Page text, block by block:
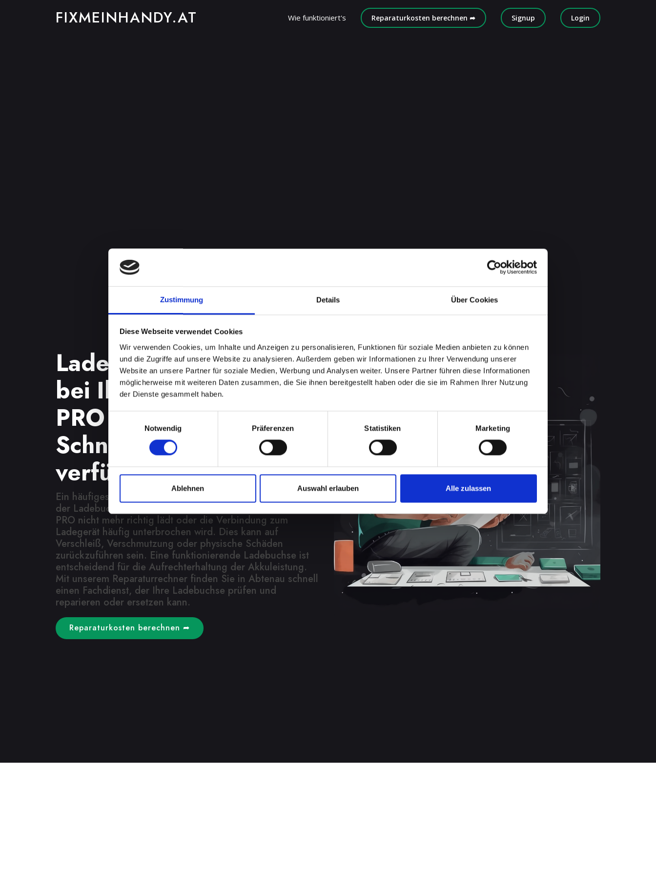
Zustimmung Details Über Cookies
Diese Webseite verwendet Cookies
Wir verwenden Cookies, um Inhalte und Anzeigen zu personalisieren, Funktionen für soziale Medien anbieten zu können
und die Zugriffe auf unsere Website zu analysieren. Außerdem geben wir Informationen zu Ihrer Verwendung unserer
Website an unsere Partner für soziale Medien, Werbung und Analysen weiter. Unsere Partner führen diese Informationen
möglicherweise mit weiteren Daten zusammen, die Sie ihnen bereitgestellt haben oder die sie im Rahmen Ihrer Nutzung
der Dienste gesammelt haben.
Notwendig
Präferenzen Statistiken Marketing
Ablehnen Auswahl erlauben Alle zulassen
FIXMEINHANDY.AT Wie funktioniert's Reparaturkosten berechnen ➦ Signup Login
Ladebuchsenprobleme
bei Ihrem IPHONE-11-
PRO in Abtenau?
Schnelle Reparatur
verfügbar
Ein häufiges Problem bei Smartphones ist die Beschädigung
der Ladebuchse. Dies kann bedeuten, dass Ihr IPHONE-11-
PRO nicht mehr richtig lädt oder die Verbindung zum
Ladegerät häufig unterbrochen wird. Dies kann auf
Verschleiß, Verschmutzung oder physische Schäden
zurückzuführen sein. Eine funktionierende Ladebuchse ist
entscheidend für die Aufrechterhaltung der Akkuleistung.
Mit unserem Reparaturrechner finden Sie in Abtenau schnell
einen Fachdienst, der Ihre Ladebuchse prüfen und
reparieren oder ersetzen kann.
Reparaturkosten berechnen ➦